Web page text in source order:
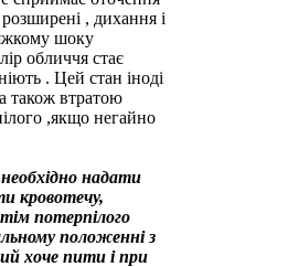
, дихання і
шоку
обличчя стає
. Цей стан іноді
також втратою
,якщо негайно
надати
кровотечу,
потерпілого
положенні з
хоче пити і при